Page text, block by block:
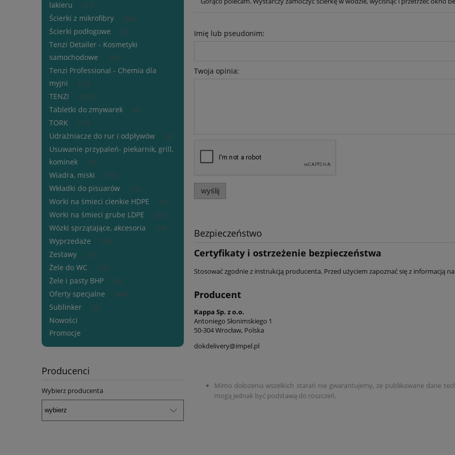
lakieru
(11)
Ścierki z mikrofibry (64)
Ścierki podłogowe (6)
Tenzi Detailer - Kosmetyki
samochodowe
(43)
Tenzi Professional - Chemia dla
myjni
(72)
TENZI (157)
Tabletki do zmywarek (6)
TORK (16)
Udrażniacze do rur i odpływów (6)
Usuwanie przypaleń- piekarnik, grill,
kominek
(9)
Wiadra, miski (15)
Wkładki do pisuarów (12)
Worki na śmieci cienkie HDPE (4)
Worki na śmieci grube LDPE (34)
Wózki sprzątające, akcesoria (13)
Wyprzedaże (58)
Zestawy (0)
Żele do WC (25)
Żele i pasty BHP (9)
Oferty specjalne (468)
Sublinker (3)
Nowości
Promocje
Producenci
Wybierz producenta
Imię lub pseudonim:
Twoja opinia:
wyślij
Bezpieczeństwo
Certyfikaty i ostrzeżenie bezpieczeństwa
Stosować zgodnie z instrukcją producenta. Przed użyciem zapoznać się z informacją
Producent
Kappa Sp. z o.o.
Antoniego Słonimskiego 1
50-304 Wrocław, Polska
dokdelivery@impel.pl
Mimo dołożenia wszelkich starań nie gwarantujemy, że publikowane dane
mogą jednak być podstawą do roszczeń.